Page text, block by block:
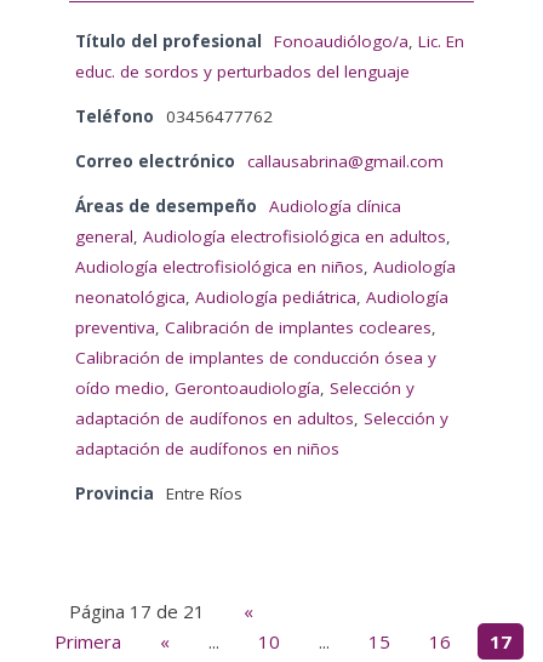
Título del profesional Fonoaudiólogo/a, Lic. En
educ. de sordos y perturbados del lenguaje
Teléfono 03456477762
Correo electrónico callausabrina@gmail.com
Áreas de desempeño
Audiología clínica
general, Audiología electrofisiológica en adultos,
Audiología electrofisiológica en niños, Audiología
neonatológica, Audiología pediátrica, Audiología
preventiva, Calibración de implantes cocleares,
Calibración de implantes de conducción ósea y
oído medio, Gerontoaudiología, Selección y
adaptación de audífonos en adultos, Selección y
adaptación de audífonos en niños
Provincia Entre Ríos
Página 17 de 21
«
Primera
« ... 10 ... 15 16
17